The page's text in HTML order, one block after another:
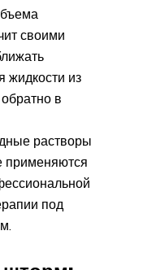
своими
жидкости из
в
растворы
применяются
под